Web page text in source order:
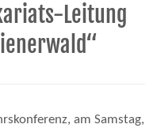
Leitung
am Samstag,